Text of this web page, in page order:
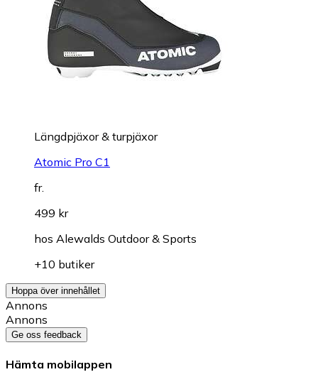
Längdpjäxor & turpjäxor
Atomic Pro C1
fr.
499 kr
hos Alewalds Outdoor & Sports
+10 butiker
Hoppa över innehållet
Annons
Annons
Ge oss feedback
Hämta mobilappen